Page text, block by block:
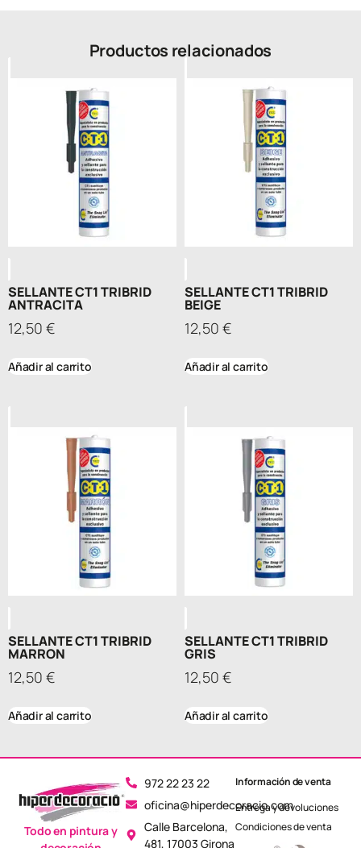
Productos relacionados
SELLANTE CT1 TRIBRID
ANTRACITA
12,50 €
Añadir al carrito
SELLANTE CT1 TRIBRID
BEIGE
12,50 €
Añadir al carrito
SELLANTE CT1 TRIBRID
MARRON
12,50 €
Añadir al carrito
SELLANTE CT1 TRIBRID
GRIS
12,50 €
Añadir al carrito
972 22 23 22
oficina@hiperdecoracio.com
Calle Barcelona, ​​
481, 17003 Girona
Todo en pintura y
Información de venta
Entrega y devoluciones
Condiciones de venta